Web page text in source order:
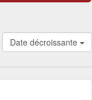
Date décroissante